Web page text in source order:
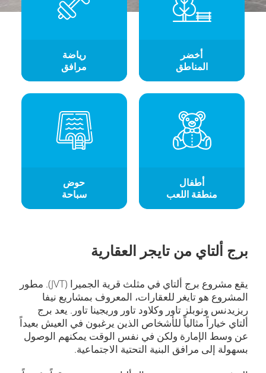
رياضة
مرافق
أخضر
المناطق
حوض
سباحة
أطفال
منطقة اللعب
برج ألتاي من تايجر العقارية
يقع مشروع برج ألتاي في مثلث قرية الجميرا (JVT). مطور
المشروع هو تايغر للعقارات، المعروف بمشاريع نيفا
ريزيدنس ونوبلز تاور وكلاود تاور وريجينا تاور. يعد برج
ألتاي خياراً مثالياً للأشخاص الذين يرغبون في العيش بعيداً
عن وسط الإمارة ولكن في نفس الوقت يمكنهم الوصول
بسهولة إلى مرافق البنية التحتية الاجتماعية.